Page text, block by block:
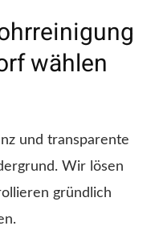
wählen
und transparente
Wir lösen
gründlich